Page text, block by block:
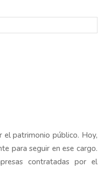
el patrimonio público. Hoy,
para seguir en ese cargo.
contratadas por el